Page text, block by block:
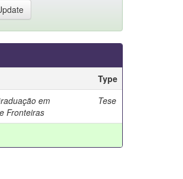
Type
em
Fronteiras
Tese